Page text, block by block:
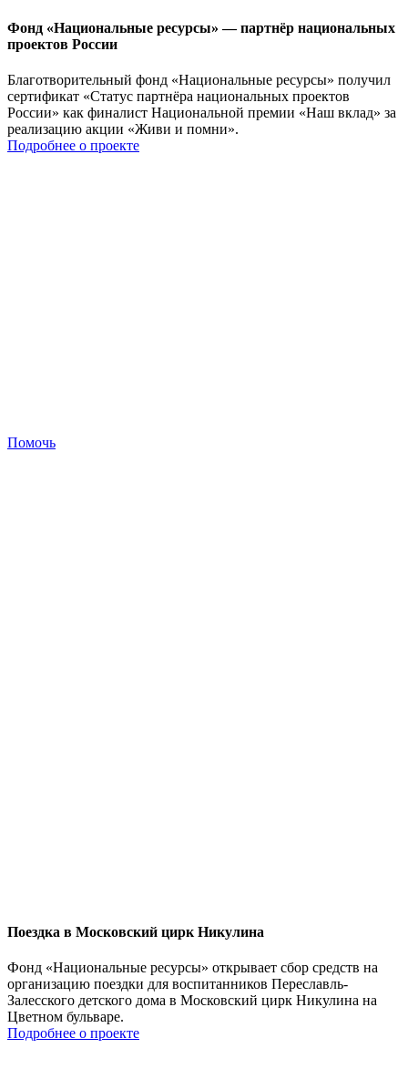
Фонд «Национальные ресурсы» — партнёр национальных
проектов России
Благотворительный фонд «Национальные ресурсы» получил
сертификат «Статус партнёра национальных проектов
России» как финалист Национальной премии «Наш вклад» за
реализацию акции «Живи и помни».
Подробнее о проекте
Помочь
Поездка в Московский цирк Никулина
Фонд «Национальные ресурсы» открывает сбор средств на
организацию поездки для воспитанников Переславль-
Залесского детского дома в Московский цирк Никулина на
Цветном бульваре.
Подробнее о проекте